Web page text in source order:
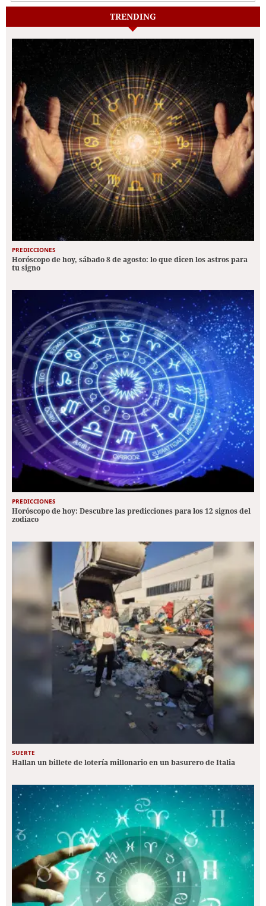
TRENDING
PREDICCIONES
Horóscopo de hoy, sábado 8 de agosto: lo que dicen los astros para
tu signo
PREDICCIONES
Horóscopo de hoy: Descubre las predicciones para los 12 signos del
zodiaco
SUERTE
Hallan un billete de lotería millonario en un basurero de Italia